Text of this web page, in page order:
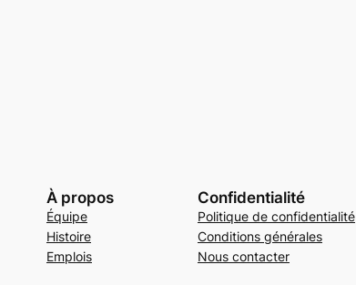
À propos
Équipe
Histoire
Emplois
Confidentialité
Politique de confidentialité
Conditions générales
Nous contacter